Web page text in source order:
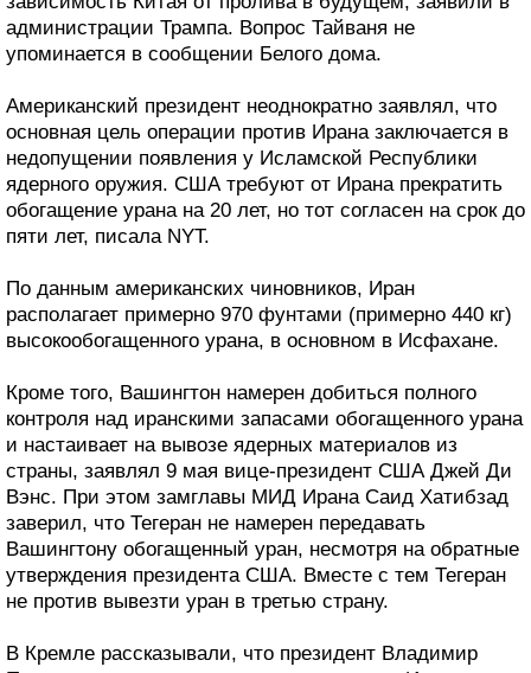
администрации Трампа. Вопрос Тайваня не
упоминается в сообщении Белого дома.
Американский президент неоднократно заявлял, что
основная цель операции против Ирана заключается в
недопущении появления у Исламской Республики
ядерного оружия. США требуют от Ирана прекратить
обогащение урана на 20 лет, но тот согласен на срок до
пяти лет, писала NYT.
По данным американских чиновников, Иран
располагает примерно 970 фунтами (примерно 440 кг)
высокообогащенного урана, в основном в Исфахане.
Кроме того, Вашингтон намерен добиться полного
контроля над иранскими запасами обогащенного урана
и настаивает на вывозе ядерных материалов из
страны, заявлял 9 мая вице-президент США Джей Ди
Вэнс. При этом замглавы МИД Ирана Саид Хатибзад
заверил, что Тегеран не намерен передавать
Вашингтону обогащенный уран, несмотря на обратные
утверждения президента США. Вместе с тем Тегеран
не против вывезти уран в третью страну.
В Кремле рассказывали, что президент Владимир